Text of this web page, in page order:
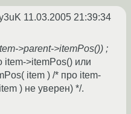
11.03.2005 21:39:34
>parent->itemPos()) ;
item->itemPos() или
item ) /* про item-
) не уверен) */.